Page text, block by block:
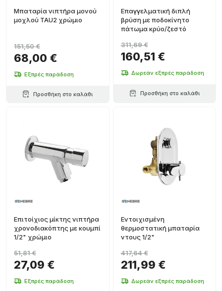
Μπαταρία νιπτήρα μονού
μοχλού TAU2 χρώμιο
68,00 €
151,50 €
Εξπρές παράδοση
Προσθήκη στο καλάθι
Επαγγελματική διπλή
βρύση με ποδοκίνητο
πάτωμα κρύο/ζεστό
160,51 €
311,69 €
Δωρεάν εξπρές παράδοση
Προσθήκη στο καλάθι
Επιτοίχιος μίκτης νιπτήρα
χρονοδιακόπτης με κουμπί
1/2" χρώμιο
27,09 €
51,81 €
Εξπρές παράδοση
Εντοιχισμένη
θερμοστατική μπαταρία
ντους 1/2"
211,99 €
417,64 €
Δωρεάν εξπρές παράδοση